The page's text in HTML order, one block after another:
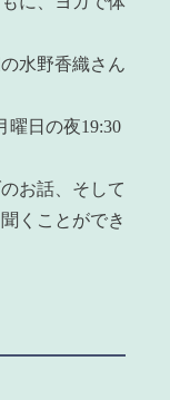
水野香織さん
曜日の夜19:30
お話、そして
くことができ